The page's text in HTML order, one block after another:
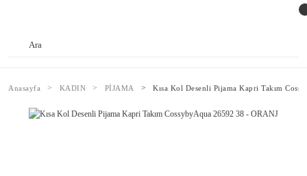
Anasayfa KADIN PİJAMA Kısa Kol Desenli Pijama Kapri Takım